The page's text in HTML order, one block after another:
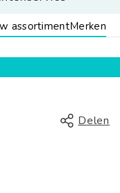
assortimentMerken
Delen